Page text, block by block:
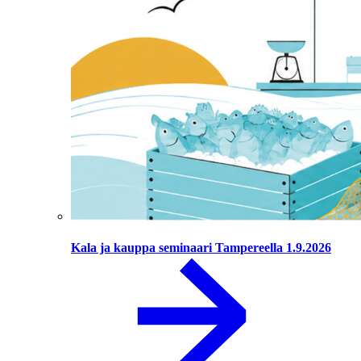
Kala ja kauppa seminaari Tampereella 1.9.2026